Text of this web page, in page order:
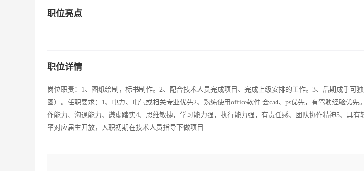
职位亮点
职位详情
岗位职责：1、图纸绘制，标书制作。2、配合技术人员完成项目、完成上级安排的工作。3、后期成手可
图）。任职要求：1、电力、电气或相关专业优先2、熟练使用office软件 会cad、ps优先，有驾驶经验优先
作能力、沟通能力、谦虚踏实4、思维敏捷，学习能力强，执行能力强，有责任感、团队协作精神5、具有
率对应届生开放，入职初期在技术人员指导下做项目